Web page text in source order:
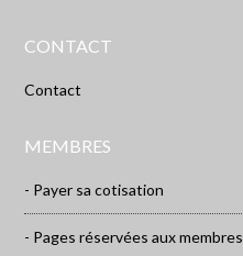
CONTACT
Contact
MEMBRES
- Payer sa cotisation
- Pages réservées aux membres